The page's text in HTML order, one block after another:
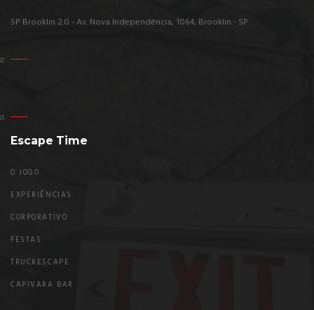
SP Brooklin 2.0 - Av. Nova Independência, 1064, Brooklin - SP
Escape Time
O JOGO
EXPERIÊNCIAS
CORPORATIVO
FESTAS
TRUCKESCAPE
CAPIVARA BAR